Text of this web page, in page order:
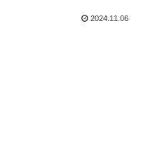
2024.11.06